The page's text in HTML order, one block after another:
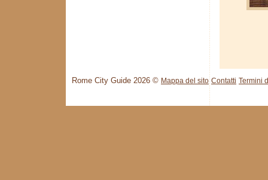
Rome City Guide 2026 © Mappa del sito Contatti Termini